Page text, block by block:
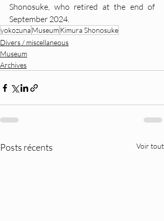
Shonosuke, who retired at the end of
September 2024.
yokozuna MuseumKimura Shonosuke
Divers / miscellaneous
Museum
Archives
Posts récents Voir tout